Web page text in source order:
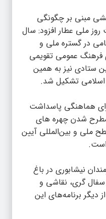
مبنی بر چگونگی
ملی عطار افزود: سال
در گستره ملی و
فرهنگ عمومی تقویمی
ستادی نیز به همین
اسلامی تشکیل شد.
هماهنگی پاسداشت
مطرح شدن چهره های
ملی و بین‌المللی آیین
است.
نیشابوری در باغ
سفال گری، نقاشی و
برنامه‌های این